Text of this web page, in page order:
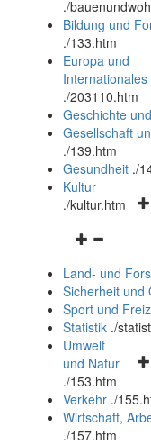
./
Bildung und
./133.htm
Europa und
Internationales
./203110.htm
Geschichte
Gesellschaft
./139.htm
Gesundheit ./
Kultur
./kultur.htm
und
schließen
Land- und
Sicherheit und
Sport und
Statistik ./
Umwelt
und Natur
./153.htm
Verkehr ./
Wirtschaft,
./157.htm